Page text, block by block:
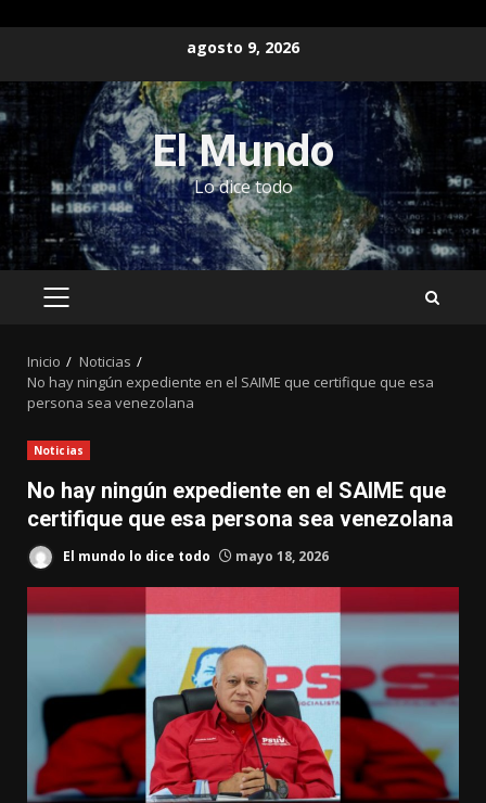
contenido
agosto 9, 2026
El Mundo
Lo dice todo
MENÚ
Inicio
Noticias
No hay ningún expediente en el SAIME que certifique que esa
persona sea venezolana
Noticias
No hay ningún expediente en el SAIME que
certifique que esa persona sea venezolana
El mundo lo dice todo mayo 18, 2026